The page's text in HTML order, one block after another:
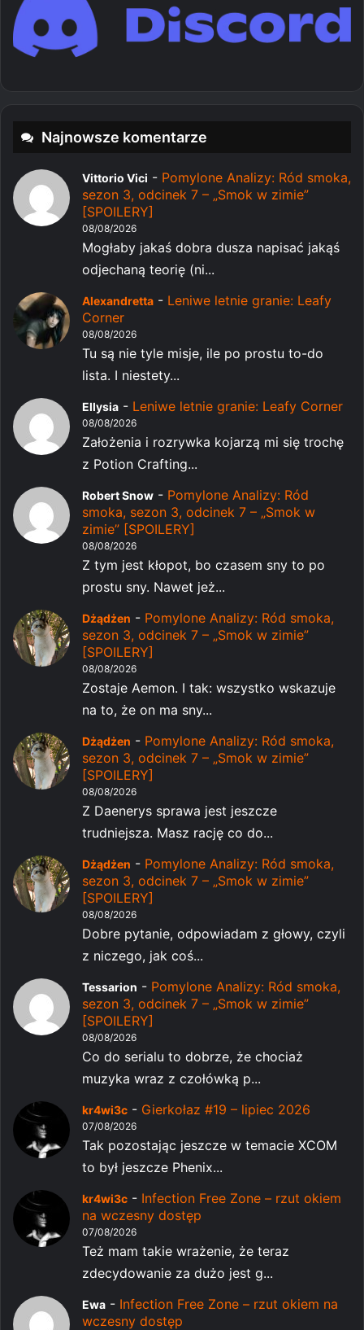
Najnowsze komentarze
Vittorio Vici - Pomylone Analizy: Ród smoka,
sezon 3, odcinek 7 – „Smok w zimie”
[SPOILERY]
08/08/2026
Mogłaby jakaś dobra dusza napisać jakąś
odjechaną teorię (ni...
Alexandretta - Leniwe letnie granie: Leafy
Corner
08/08/2026
Tu są nie tyle misje, ile po prostu to-do
lista. I niestety...
Ellysia - Leniwe letnie granie: Leafy Corner
08/08/2026
Założenia i rozrywka kojarzą mi się trochę
z Potion Crafting...
Robert Snow - Pomylone Analizy: Ród
smoka, sezon 3, odcinek 7 – „Smok w
zimie” [SPOILERY]
08/08/2026
Z tym jest kłopot, bo czasem sny to po
prostu sny. Nawet jeż...
Dżądżen - Pomylone Analizy: Ród smoka,
sezon 3, odcinek 7 – „Smok w zimie”
[SPOILERY]
08/08/2026
Zostaje Aemon. I tak: wszystko wskazuje
na to, że on ma sny...
Dżądżen - Pomylone Analizy: Ród smoka,
sezon 3, odcinek 7 – „Smok w zimie”
[SPOILERY]
08/08/2026
Z Daenerys sprawa jest jeszcze
trudniejsza. Masz rację co do...
Dżądżen - Pomylone Analizy: Ród smoka,
sezon 3, odcinek 7 – „Smok w zimie”
[SPOILERY]
08/08/2026
Dobre pytanie, odpowiadam z głowy, czyli
z niczego, jak coś...
Tessarion - Pomylone Analizy: Ród smoka,
sezon 3, odcinek 7 – „Smok w zimie”
[SPOILERY]
08/08/2026
Co do serialu to dobrze, że chociaż
muzyka wraz z czołówką p...
kr4wi3c - Gierkołaz #19 – lipiec 2026
07/08/2026
Tak pozostając jeszcze w temacie XCOM
to był jeszcze Phenix...
kr4wi3c - Infection Free Zone – rzut okiem
na wczesny dostęp
07/08/2026
Też mam takie wrażenie, że teraz
zdecydowanie za dużo jest g...
Ewa - Infection Free Zone – rzut okiem na
wczesny dostęp